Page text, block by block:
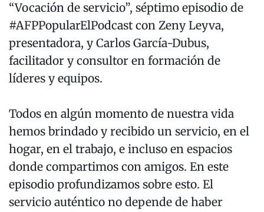
“Vocación de servicio”, séptimo episodio de
#AFPPopularElPodcast con Zeny Leyva,
presentadora, y Carlos García-Dubus,
facilitador y consultor en formación de
líderes y equipos.
Todos en algún momento de nuestra vida
hemos brindado y recibido un servicio, en el
hogar, en el trabajo, e incluso en espacios
donde compartimos con amigos. En este
episodio profundizamos sobre esto. El
servicio auténtico no depende de haber